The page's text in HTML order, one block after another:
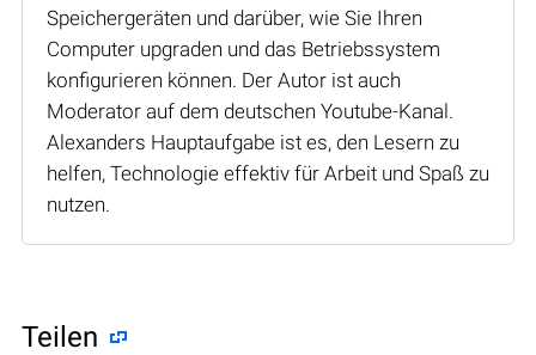
Speichergeräten und darüber, wie Sie Ihren
Computer upgraden und das Betriebssystem
konfigurieren können. Der Autor ist auch
Moderator auf dem deutschen Youtube-Kanal.
Alexanders Hauptaufgabe ist es, den Lesern zu
helfen, Technologie effektiv für Arbeit und Spaß zu
nutzen.
Teilen